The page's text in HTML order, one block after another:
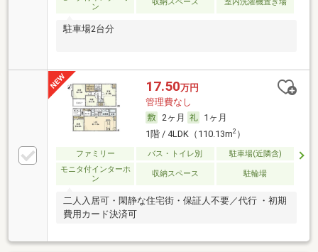
ン
収納スペース 室内洗濯機置き場
駐車場2台分
17.50万円
管理費なし
2ヶ月
1ヶ月
1階 / 4LDK（110.13m2）
ファミリー バス・トイレ別
駐車場(近隣含)
モニタ付インターホ
ン
収納スペース 駐輪場
二人入居可・閑静な住宅街・保証人不要／代行 ・初期
費用カード決済可